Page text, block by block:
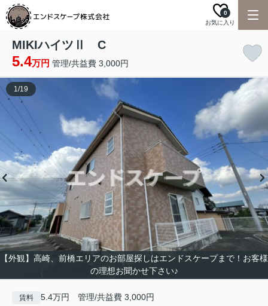
お気に入り
0
MIKIハイツⅡ C
5.4万円 管理/共益費 3,000円
【外観】高崎、前橋エリアのお部屋探しはエンドスケープまで！お客様
の理想お聞かせ下さい♪
1/19
賃料 5.4万円 管理/共益費 3,000円